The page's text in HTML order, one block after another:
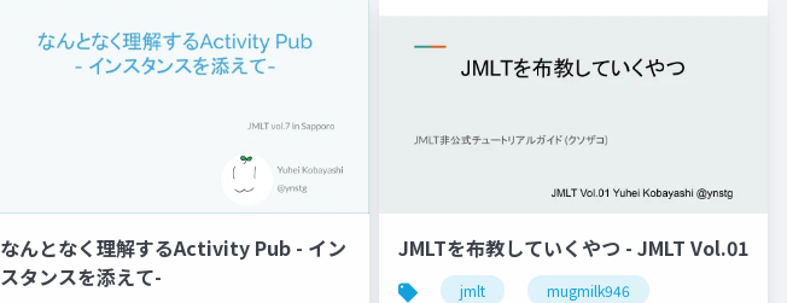
なんとなく理解するActivity Pub - イン
スタンスを添えて-
JMLTを布教していくやつ - JMLT Vol.01
jmlt mugmilk946